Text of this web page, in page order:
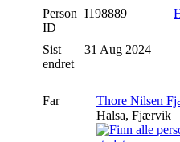
Person
ID
I198889
Sist
endret
31 Aug 2024
Far Thore Nilsen
Halsa, Fjærvik